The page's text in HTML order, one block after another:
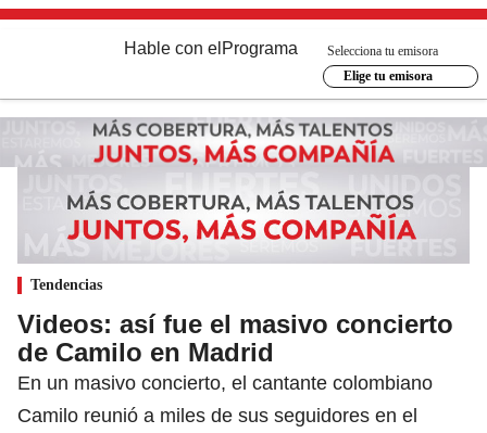
Hable con el Programa
Selecciona tu emisora
Elige tu emisora
Tendencias
Videos: así fue el masivo concierto
de Camilo en Madrid
En un masivo concierto, el cantante colombiano
Camilo reunió a miles de sus seguidores en el